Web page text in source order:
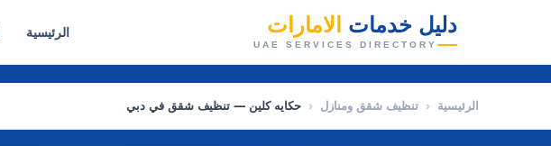
دليل خدمات الامارات
UAE SERVICES DIRECTORY
الرئيسية
الرئيسية ‹ تنظيف شقق ومنازل ‹ حكايه كلين — تنظيف شقق في دبي